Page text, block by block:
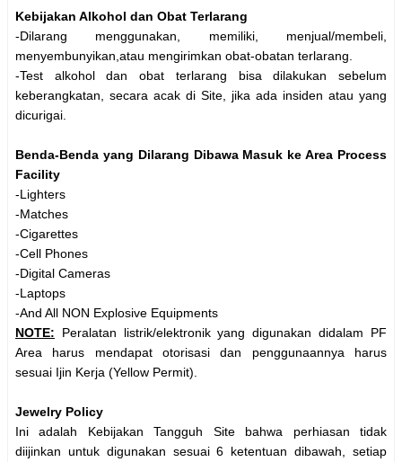
Kebijakan Alkohol dan Obat Terlarang
-Dilarang menggunakan, memiliki, menjual/membeli,
menyembunyikan,atau mengirimkan obat-obatan terlarang.
-Test alkohol dan obat terlarang bisa dilakukan sebelum
keberangkatan, secara acak di Site, jika ada insiden atau yang
dicurigai.
Benda-Benda yang Dilarang Dibawa Masuk ke Area Process
Facility
-Lighters
-Matches
-Cigarettes
-Cell Phones
-Digital Cameras
-Laptops
-And All NON Explosive Equipments
NOTE: Peralatan listrik/elektronik yang digunakan didalam PF
Area harus mendapat otorisasi dan penggunaannya harus
sesuai Ijin Kerja (Yellow Permit).
Jewelry Policy
Ini adalah Kebijakan Tangguh Site bahwa perhiasan tidak
diijinkan untuk digunakan sesuai 6 ketentuan dibawah, setiap